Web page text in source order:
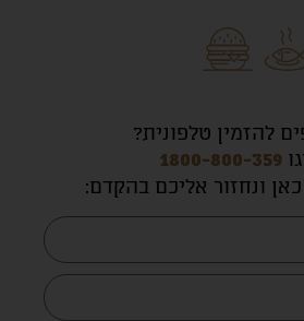
להזמין טלפונית?
1800-800-359
ונחזור אליכם בהקדם: